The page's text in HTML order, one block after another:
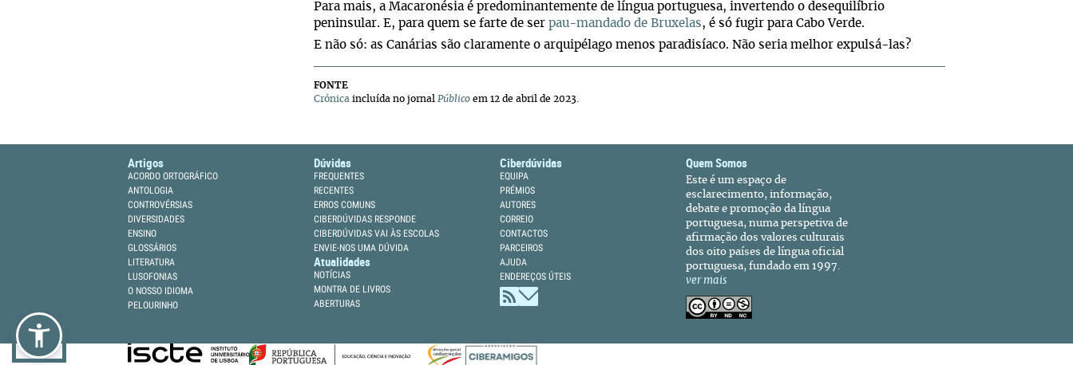
Para mais, a Macaronésia é predominantemente de língua portuguesa, invertendo o desequilíbrio
peninsular. E, para quem se farte de ser pau-mandado de Bruxelas, é só fugir para Cabo Verde.
E não só: as Canárias são claramente o arquipélago menos paradisíaco. Não seria melhor expulsá-las?
FONTE
Crónica incluída no jornal Público em 12 de abril de 2023.
Artigos
ACORDO ORTOGRÁFICO
ANTOLOGIA
CONTROVÉRSIAS
DIVERSIDADES
ENSINO
GLOSSÁRIOS
LITERATURA
LUSOFONIAS
O NOSSO IDIOMA
PELOURINHO
Dúvidas
FREQUENTES
RECENTES
ERROS COMUNS
CIBERDÚVIDAS RESPONDE
CIBERDÚVIDAS VAI ÀS ESCOLAS
ENVIE-NOS UMA DÚVIDA
Atualidades
NOTÍCIAS
MONTRA DE LIVROS
ABERTURAS
Ciberdúvidas
EQUIPA
PRÉMIOS
AUTORES
CORREIO
CONTACTOS
PARCEIROS
AJUDA
ENDEREÇOS ÚTEIS
Quem Somos
Este é um espaço de
esclarecimento, informação,
debate e promoção da língua
portuguesa, numa perspetiva de
afirmação dos valores culturais
dos oito países de língua oficial
portuguesa, fundado em 1997.
ver mais